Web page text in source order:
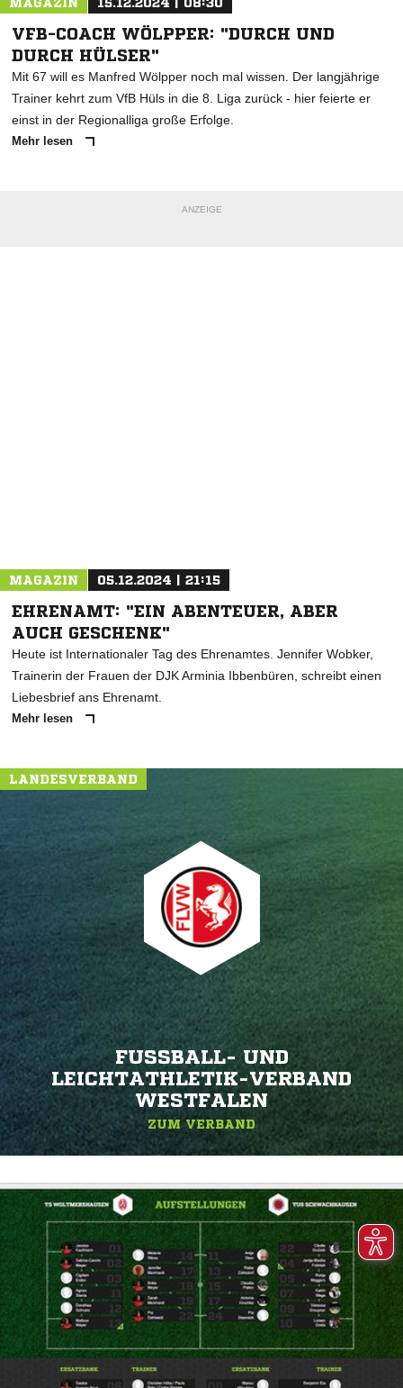
MAGAZIN 15.12.2024 | 08:30
VFB-COACH WÖLPPER: "DURCH UND
DURCH HÜLSER"
Mit 67 will es Manfred Wölpper noch mal wissen. Der langjährige
Trainer kehrt zum VfB Hüls in die 8. Liga zurück - hier feierte er
einst in der Regionalliga große Erfolge.
Mehr lesen
ANZEIGE
MAGAZIN 05.12.2024 | 21:15
EHRENAMT: "EIN ABENTEUER, ABER
AUCH GESCHENK"
Heute ist Internationaler Tag des Ehrenamtes. Jennifer Wobker,
Trainerin der Frauen der DJK Arminia Ibbenbüren, schreibt einen
Liebesbrief ans Ehrenamt.
Mehr lesen
LANDESVERBAND
FUSSBALL- UND L
EICHTATHLETIK-VERBAND W
ESTFALEN
ZUM VERBAND